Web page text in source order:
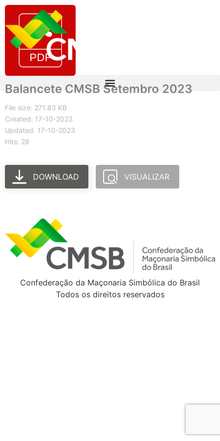
Balancete CMSB Setembro 2023
File size: 271.83 KB
Created: 17-10-2023
Updated: 17-10-2023
Hits: 28
DOWNLOAD VISUALIZAR
Confederação da Maçonaria Simbólica do Brasil
Todos os direitos reservados